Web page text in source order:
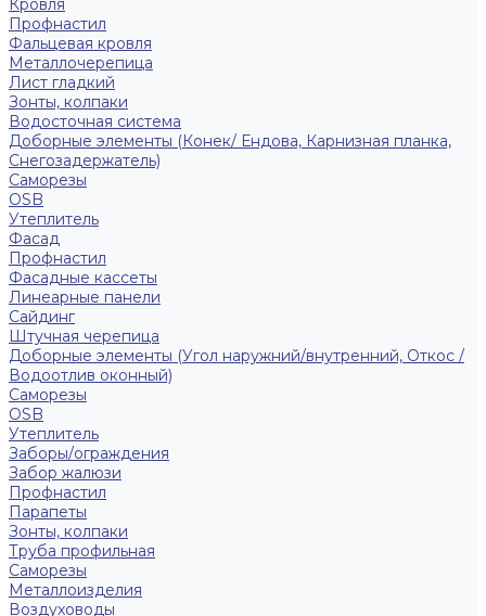
Кровля
Профнастил
Фальцевая кровля
Металлочерепица
Лист гладкий
Зонты, колпаки
Водосточная система
Доборные элементы (Конек/ Ендова, Карнизная планка,
Снегозадержатель)
Саморезы
ОSB
Утеплитель
Фасад
Профнастил
Фасадные кассеты
Линеарные панели
Сайдинг
Штучная черепица
Доборные элементы (Угол наружний/внутренний, Откос /
Водоотлив оконный)
Саморезы
OSB
Утеплитель
Заборы/ограждения
Забор жалюзи
Профнастил
Парапеты
Зонты, колпаки
Труба профильная
Саморезы
Металлоизделия
Воздуховоды